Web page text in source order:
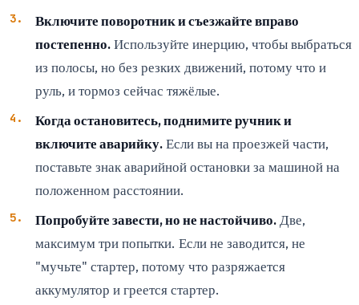
Включите поворотник и съезжайте вправо
постепенно.Используйте инерцию, чтобы выбраться
из полосы, но без резких движений, потому что и
руль, и тормоз сейчас тяжёлые.
Когда остановитесь, поднимите ручник и
включите аварийку.Если вы на проезжей части,
поставьте знак аварийной остановки за машиной на
положенном расстоянии.
Попробуйте завести, но не настойчиво. Две,
максимум три попытки. Если не заводится, не
"мучьте" стартер, потому что разряжается
аккумулятор и греется стартер.